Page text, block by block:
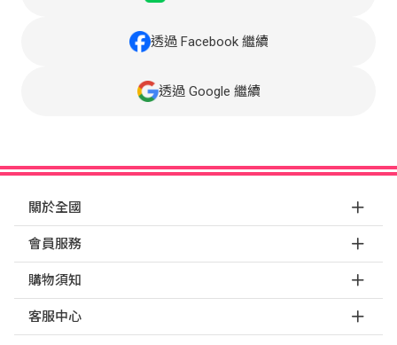
透過 Facebook 繼續
透過 Google 繼續
關於全國
會員服務
購物須知
客服中心